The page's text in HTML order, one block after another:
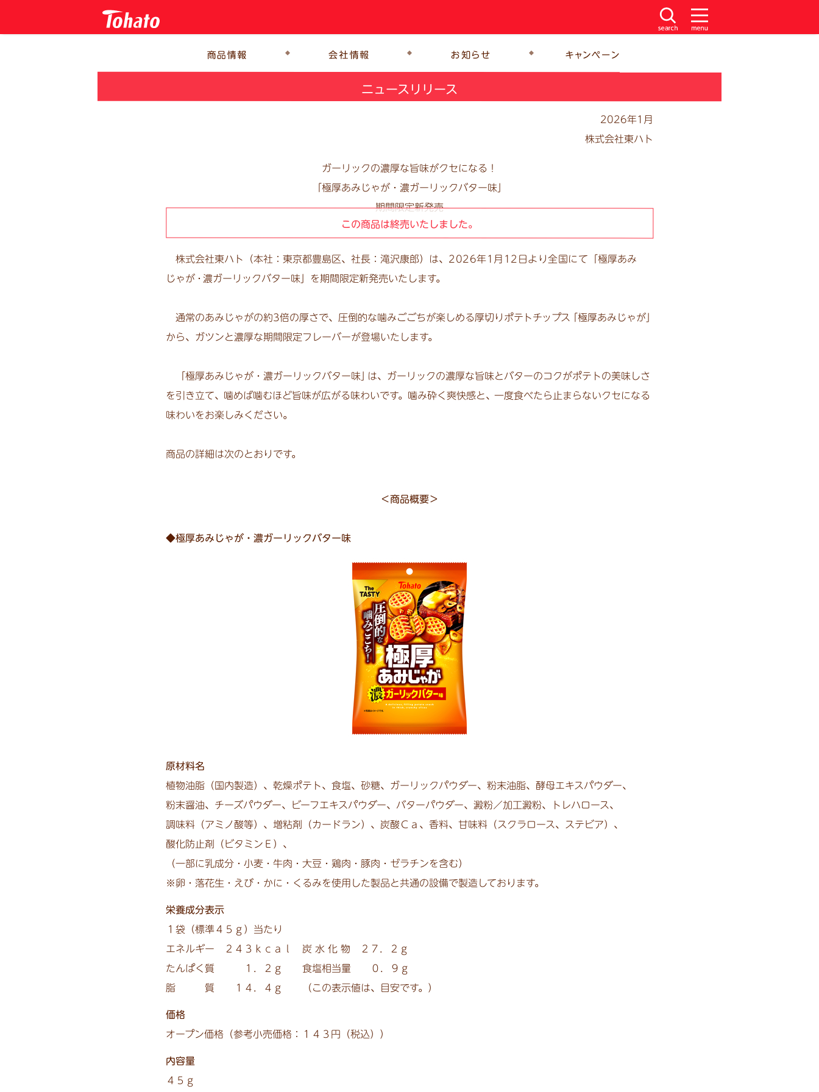
ニュースリリース
2026年1月
株式会社東ハト
ガーリックの濃厚な旨味がクセになる！
「極厚あみじゃが・濃ガーリックバター味」
期間限定新発売
この商品は終売いたしました。
株式会社東ハト（本社：東京都豊島区、社長：滝沢康郎）は、 2026年1月12日より全国に て「極厚あみ
じゃが・濃ガーリックバター味」を期間限定新発売いたします。
通常のあみじゃがの約3倍の厚さで、圧倒的な噛みごごちが楽しめる厚切り ポテトチップス「極厚あみじゃが」
から、ガツンと濃厚な期間限定フレーバーが登場いたします。
「極厚あみじゃが・濃ガーリックバター味 は、ガーリックの濃厚な旨味とバターのコクがポテトの美味しさ
を引き立て、 噛めば噛むほど旨味が広がる味わいです。噛み砕く爽快感と、一度食べたら止まらないクセになる
味わいをお楽しみください。
商品の詳細は次のとおりです。
＜商品概要＞
◆極厚あみじゃが・濃ガーリックバター味
原材料名
植物油脂（国内製造）、 乾燥ポテト、 食塩、 砂糖、 ガーリックパウダー、 粉末油脂、 酵母エキスパウダー、
粉末醤油、 チーズパウダー、 ビーフエキスパウダー、 バターパウダー、 澱粉／加工澱粉、 トレハロース、
調味料（アミノ酸等）、 増粘剤（カードラン）、 炭酸Ｃａ、 香料、 甘味料（スクラロース、 ステビア）、
酸化防止剤（ビタミンＥ）、
（一部に乳成分・小麦・牛肉・大豆・鶏肉・豚肉・ゼラチンを含む）
※卵・落花生・えび・かに・くるみを使用した製品と共通の設備で製造しております。
栄養成分表示
１袋（標準４５ｇ）当たり
エネルギー ２４３ｋｃａｌ 炭 水 化 物 ２７．２ｇ
たんぱく質 １．２ｇ 食塩相当量 ０．９ｇ
脂 質 １４．４ｇ （この表示値は、目安です。）
価格
オープン価格（参考小売価格：１４３円（税込））
内容量
４５ｇ